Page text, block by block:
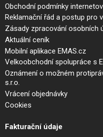
Obchodní podmínky
Reklamační řád a postup pro
Zásady zpracování osobních
Aktuální ceník
Mobilní aplikace EMAS.cz
Velkoobchodní spolupráce s
Oznámení o možném
s.r.o.
Vrácení objednávky
Cookies
Fakturační údaje